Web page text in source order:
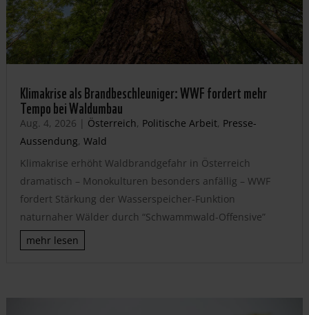
Klimakrise als Brandbeschleuniger: WWF fordert mehr
Tempo bei Waldumbau
Aug. 4, 2026 | Österreich, Politische Arbeit, Presse-
Aussendung, Wald
Klimakrise erhöht Waldbrandgefahr in Österreich
dramatisch – Monokulturen besonders anfällig – WWF
fordert Stärkung der Wasserspeicher-Funktion
naturnaher Wälder durch “Schwammwald-Offensive”
mehr lesen